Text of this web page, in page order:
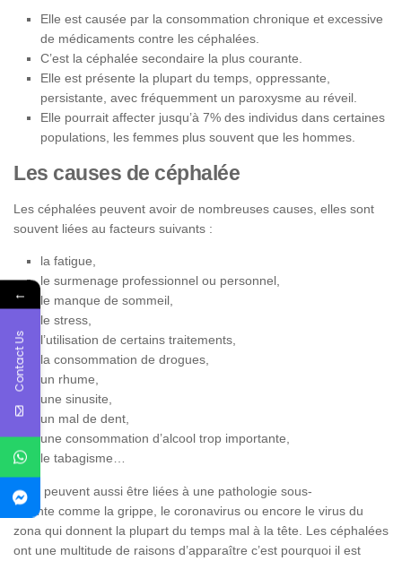
Elle est causée par la consommation chronique et excessive
de médicaments contre les céphalées.
C’est la céphalée secondaire la plus courante.
Elle est présente la plupart du temps, oppressante,
persistante, avec fréquemment un paroxysme au réveil.
Elle pourrait affecter jusqu’à 7% des individus dans certaines
populations, les femmes plus souvent que les hommes.
Les causes de céphalée
Les céphalées peuvent avoir de nombreuses causes, elles sont
souvent liées au facteurs suivants :
la fatigue,
le surmenage professionnel ou personnel,
le manque de sommeil,
le stress,
l’utilisation de certains traitements,
la consommation de drogues,
un rhume,
une sinusite,
un mal de dent,
une consommation d’alcool trop importante,
le tabagisme…
Elles peuvent aussi être liées à une pathologie sous-
jacente comme la grippe, le coronavirus ou encore le virus du
zona qui donnent la plupart du temps mal à la tête. Les céphalées
ont une multitude de raisons d’apparaître c’est pourquoi il est
←
Contact Us